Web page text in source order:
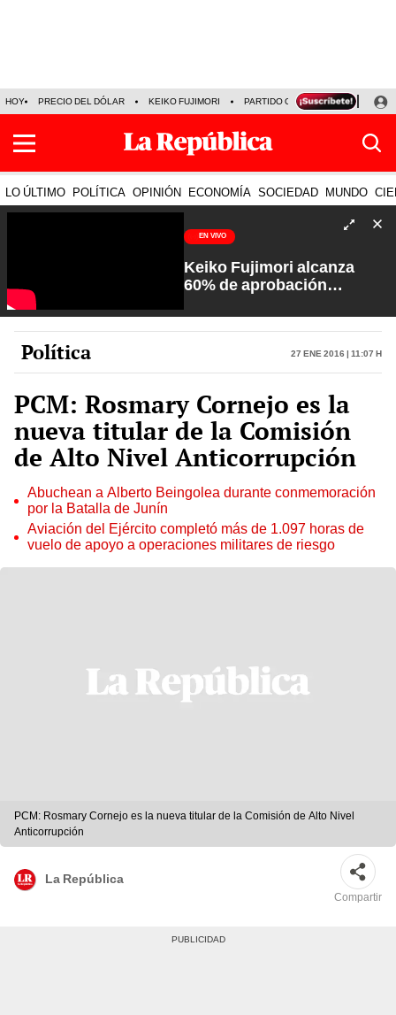
HOY PRECIO DEL DÓLAR KEIKO FUJIMORI PARTIDO OBRAS ARMONÍA 10
LO ÚLTIMO POLÍTICA OPINIÓN ECONOMÍA SOCIEDAD MUNDO
EN VIVO
Keiko Fujimori alcanza
60% de aprobación
Rosa María Palacios
Política 27 Ene 2016 | 11:07 h
PCM: Rosmary Cornejo es la
nueva titular de la Comisión
de Alto Nivel Anticorrupción
Abuchean a Alberto Beingolea durante conmemoración
por la Batalla de Junín
Aviación del Ejército completó más de 1.097 horas de
vuelo de apoyo a operaciones militares de riesgo
PCM: Rosmary Cornejo es la nueva titular de la Comisión de Alto Nivel
Anticorrupción
La República
Compartir